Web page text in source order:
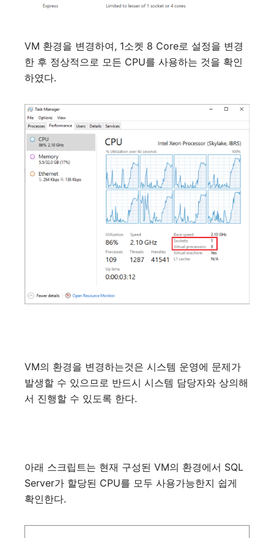
VM 환경을 변경하여, 1소켓 8 Core로 설정을 변경
한 후 정상적으로 모든 CPU를 사용하는 것을 확인
하였다.
VM의 환경을 변경하는것은 시스템 운영에 문제가
발생할 수 있으므로 반드시 시스템 담당자와 상의해
서 진행할 수 있도록 한다.
아래 스크립트는 현재 구성된 VM의 환경에서 SQL
Server가 할당된 CPU를 모두 사용가능한지 쉽게
확인한다.